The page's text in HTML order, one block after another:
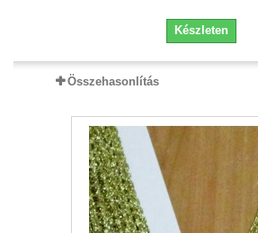
Készleten
Összehasonlítás